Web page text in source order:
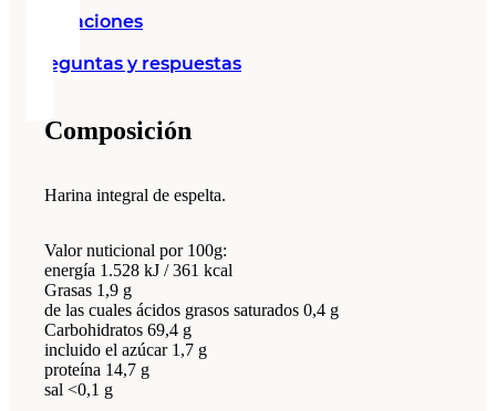
Valoraciones
Preguntas y respuestas
Composición
Harina integral de espelta.
Valor nuticional por 100g:
energía 1.528 kJ / 361 kcal
Grasas 1,9 g
de las cuales ácidos grasos saturados 0,4 g
Carbohidratos 69,4 g
incluido el azúcar 1,7 g
proteína 14,7 g
sal <0,1 g